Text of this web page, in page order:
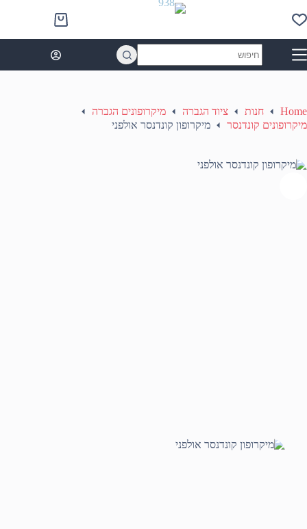
to
content
Shopping
cart
results
Home חנות ציוד הגברה
מיקרופונים הגברה
מיקרופונים קונדנסר
מיקרופון קונדנסר אולפני